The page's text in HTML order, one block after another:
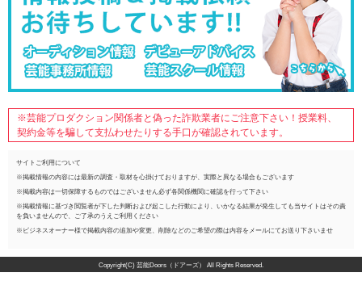
※芸能プロダクション関係者と偽った詐欺業者にご注意下さい！授業料、
契約金等を騙して支払わせたりする手口が確認されています。
サイトご利用について
※掲載情報の内容には最新の調査・取材を心掛けておりますが、実際と異なる場合もございます
※掲載内容は一切保障するものではございません必ず各関係機関に確認を行って下さい
※掲載情報に基づき閲覧者が下した判断および起こした行動により、いかなる結果が発生しても当サイトはその責
を負いませんので、ご了承のうえご利用ください
※ビジネスオーナー様で掲載内容の追加や変更、削除などのご希望の際は内容をメールにてお送り下さいませ
Copyright(C) 芸能Doors（ドアーズ） All Rights Reserved.